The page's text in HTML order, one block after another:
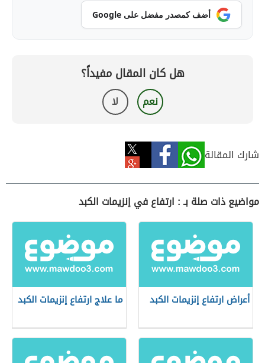
أضف كمصدر مفضل على Google
هل كان المقال مفيداً؟
نعم لا
شارك المقالة
مواضيع ذات صلة بـ : ارتفاع في إنزيمات الكبد
أعراض ارتفاع إنزيمات الكبد ما علاج ارتفاع إنزيمات الكبد